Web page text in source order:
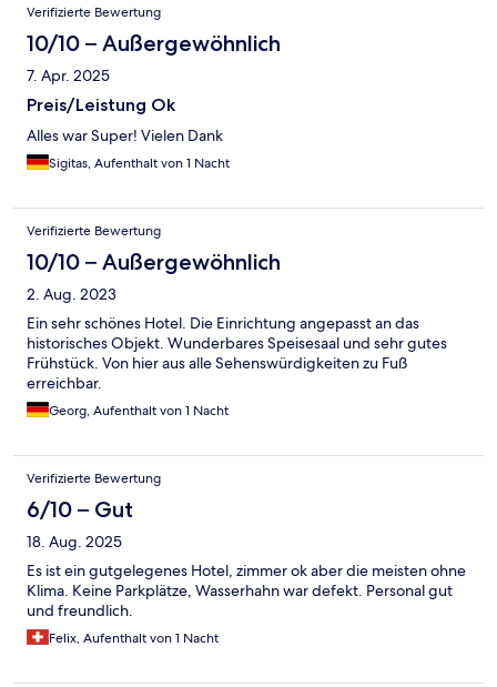
Verifizierte Bewertung
10/10 – Außergewöhnlich
7. Apr. 2025
Preis/Leistung Ok
Alles war Super! Vielen Dank
Sigitas, Aufenthalt von 1 Nacht
Verifizierte Bewertung
10/10 – Außergewöhnlich
2. Aug. 2023
Ein sehr schönes Hotel. Die Einrichtung angepasst an das
historisches Objekt. Wunderbares Speisesaal und sehr gutes
Frühstück. Von hier aus alle Sehenswürdigkeiten zu Fuß
erreichbar.
Georg, Aufenthalt von 1 Nacht
Verifizierte Bewertung
6/10 – Gut
18. Aug. 2025
Es ist ein gutgelegenes Hotel, zimmer ok aber die meisten ohne
Klima. Keine Parkplätze, Wasserhahn war defekt. Personal gut
und freundlich.
Felix, Aufenthalt von 1 Nacht